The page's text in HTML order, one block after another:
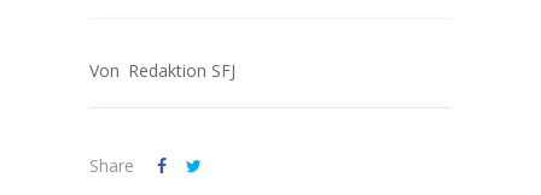
Redaktion SFJ
Share